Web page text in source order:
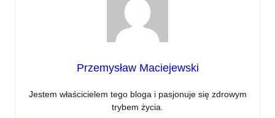
Przemysław Maciejewski
Jestem właścicielem tego bloga i pasjonuje się zdrowym
trybem życia.